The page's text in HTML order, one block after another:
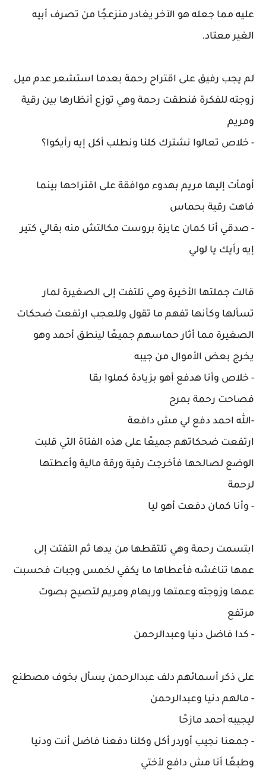
عليه مما جعله هو الآخر يغادر منزعجًا من تصرف أبيه
الغير معتاد.
لم يجب رفيق على اقتراح رحمة بعدما استشعر عدم ميل
زوجته للفكرة فنطقت رحمة وهي توزع أنظارها بين رقية
ومريم
- خلاص تعالوا نشترك كلنا ونطلب أكل إيه رأيكوا؟
أومأت إليها مريم بهدوء موافقة على اقتراحها بينما
فاهت رقية بحماس
- صدقي أنا كمان عايزة بروست مكالتش منه بقالي كتير
إيه رأيك يا لولي
قالت جملتها الأخيرة وهي تلتفت إلى الصغيرة لمار
تسألها وكأنها تفهم ما تقول وللعجب ارتفعت ضحكات
الصغيرة مما أثار حماسهم جميعًا لينطق أحمد وهو
يخرج بعض الأموال من جيبه
- خلاص وأنا هدفع أهو بزيادة كملوا بقا
فصاحت رحمة بمرح
-الله احمد دفع لي مش دافعة
ارتفعت ضحكاتهم جميعًا على هذه الفتاة التي قلبت
الوضع لصالحها فأخرجت رقية ورقة مالية وأعطتها
لرحمة
- وأنا كمان دفعت أهو ليا
ابتسمت رحمة وهي تلتقطها من يدها ثم التفتت إلى
عمها تناغشه فأعطاها ما يكفي لخمس وجبات فحسبت
عمها وزوجته وعمتها وريهام ومريم لتصيح بصوت
مرتفع
- كدا فاضل دنيا وعبدالرحمن
على ذكر أسمائهم دلف عبدالرحمن يسأل بخوف مصطنع
- مالهم دنيا وعبدالرحمن
ليجيبه أحمد مازحًا
- جمعنا نجيب أوردر أكل وكلنا دفعنا فاضل أنت ودنيا
وطبعًا أنا مش دافع لأختي